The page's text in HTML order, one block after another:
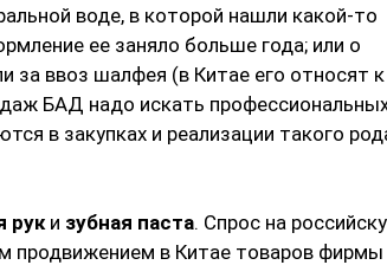
воде, в которой нашли какой-то
ее заняло больше года; или о
за ввоз шалфея (в Китае его относят к
БАД надо искать
в закупках и реализации такого
руки зубная паста. Спрос на
продвижением в Китае товаров фирмы